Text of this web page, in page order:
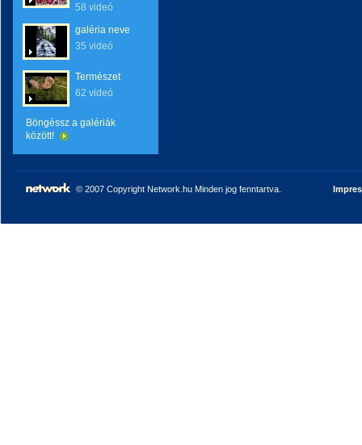
58 videó
galéria neve
35 videó
Természet
62 videó
Böngéssz a galériák
között!
© 2007 Copyright Network.hu Minden jog fenntartva.